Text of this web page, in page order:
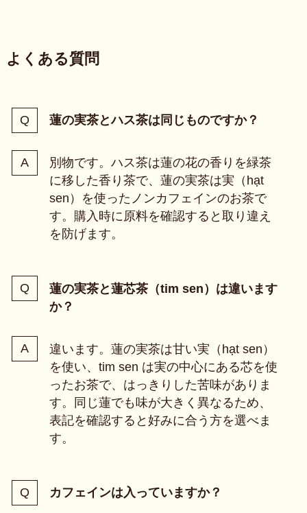
よくある質問
蓮の実茶とハス茶は同じものですか？
別物です。ハス茶は蓮の花の香りを緑茶
に移した香り茶で、蓮の実茶は実（hạt
sen）を使ったノンカフェインのお茶で
す。購入時に原料を確認すると取り違え
を防げます。
蓮の実茶と蓮芯茶（tim sen）は違います
か？
違います。蓮の実茶は甘い実（hạt sen）
を使い、tim sen は実の中心にある芯を使
ったお茶で、はっきりした苦味がありま
す。同じ蓮でも味が大きく異なるため、
表記を確認すると好みに合う方を選べま
す。
カフェインは入っていますか？